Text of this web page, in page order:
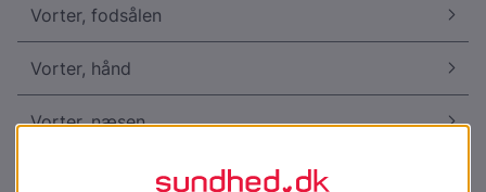
Vorter, fodsålen
Vorter, hånd
Vorter, næsen
Vorter, fingre, periunguale